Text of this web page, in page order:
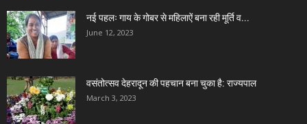
नई पहलः गाय के गोबर से महिलाऐं बना रही मूर्ति व...
June 12, 2023
वसंतोत्सव देहरादून की पहचान बना चुका है: राज्यपाल
March 3, 2023